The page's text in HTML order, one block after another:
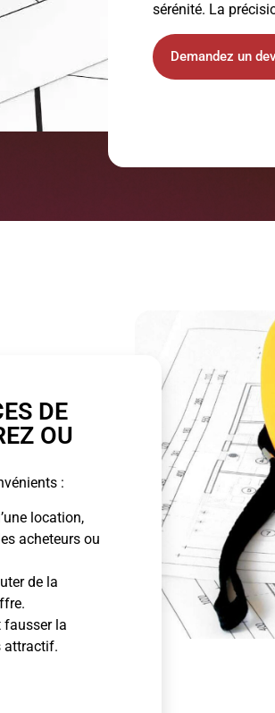
sérénité. La
Demandez un
DE
OU
:
location,
acheteurs ou
de la
fausser la
attractif.